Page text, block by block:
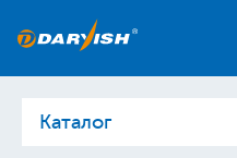
Каталог